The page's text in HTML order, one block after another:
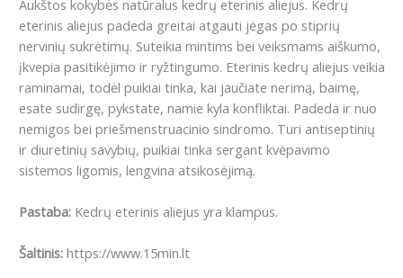
Aukštos kokybės natūralus kedrų eterinis aliejus. Kedrų
eterinis aliejus padeda greitai atgauti jėgas po stiprių
nervinių sukrėtimų. Suteikia mintims bei veiksmams aiškumo,
įkvepia pasitikėjimo ir ryžtingumo. Eterinis kedrų aliejus veikia
raminamai, todėl puikiai tinka, kai jaučiate nerimą, baimę,
esate sudirgę, pykstate, namie kyla konfliktai. Padeda ir nuo
nemigos bei priešmenstruacinio sindromo. Turi antiseptinių
ir diuretinių savybių, puikiai tinka sergant kvėpavimo
sistemos ligomis, lengvina atsikosėjimą.
Pastaba: Kedrų eterinis aliejus yra klampus.
Šaltinis: https://www.15min.lt